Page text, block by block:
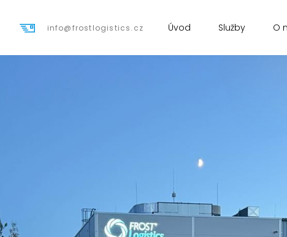
info@frostlogistics.cz Úvod Služby O